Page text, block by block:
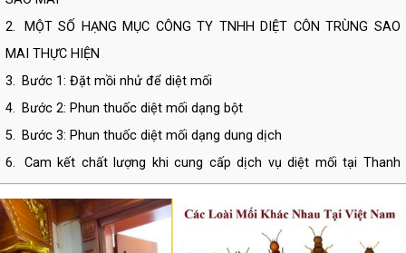
2.
MỘT SỐ HẠNG MỤC CÔNG TY TNHH DIỆT CÔN TRÙNG SAO
MAI THỰC HIỆN
3. Bước 1: Đặt mồi nhử để diệt mối
4. Bước 2: Phun thuốc diệt mối dạng bột
5. Bước 3: Phun thuốc diệt mối dạng dung dịch
6.
Cam kết chất lượng khi cung cấp dịch vụ diệt mối tại Thanh
7. THÔNG TIN LIÊN HỆ CÔNG TY TNHH DIỆT CÔN TRÙNG SAO
MAI